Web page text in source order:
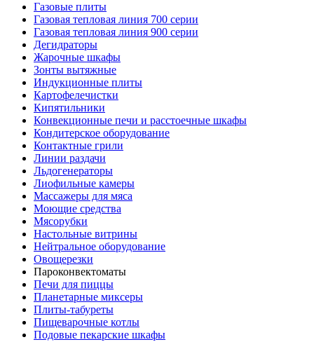
Газовые плиты
Газовая тепловая линия 700 серии
Газовая тепловая линия 900 серии
Дегидраторы
Жарочные шкафы
Зонты вытяжные
Индукционные плиты
Картофелечистки
Кипятильники
Конвекционные печи и расстоечные шкафы
Кондитерское оборудование
Контактные грили
Линии раздачи
Льдогенераторы
Лиофильные камеры
Массажеры для мяса
Моющие средства
Мясорубки
Настольные витрины
Нейтральное оборудование
Овощерезки
Пароконвектоматы
Печи для пиццы
Планетарные миксеры
Плиты-табуреты
Пищеварочные котлы
Подовые пекарские шкафы